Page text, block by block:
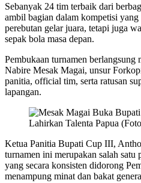
Sebanyak 24 tim terbaik dari
ambil bagian dalam kompetisi
perebutan gelar juara, tetapi juga
sepak bola masa depan.
Pembukaan turnamen
Nabire Mesak Magai, unsur
panitia, official tim, serta ratusan
lapangan.
Ketua Panitia Bupati Cup III,
turnamen ini merupakan salah satu
yang secara konsisten didorong
menampung minat dan bakat